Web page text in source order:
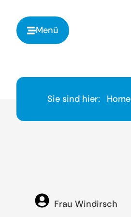
Menü
Sie sind hier: Home
Frau Windirsch